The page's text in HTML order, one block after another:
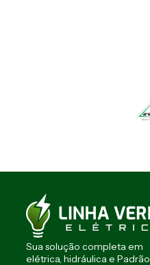
Sua solução completa em
elétrica, hidráulica e Padrão